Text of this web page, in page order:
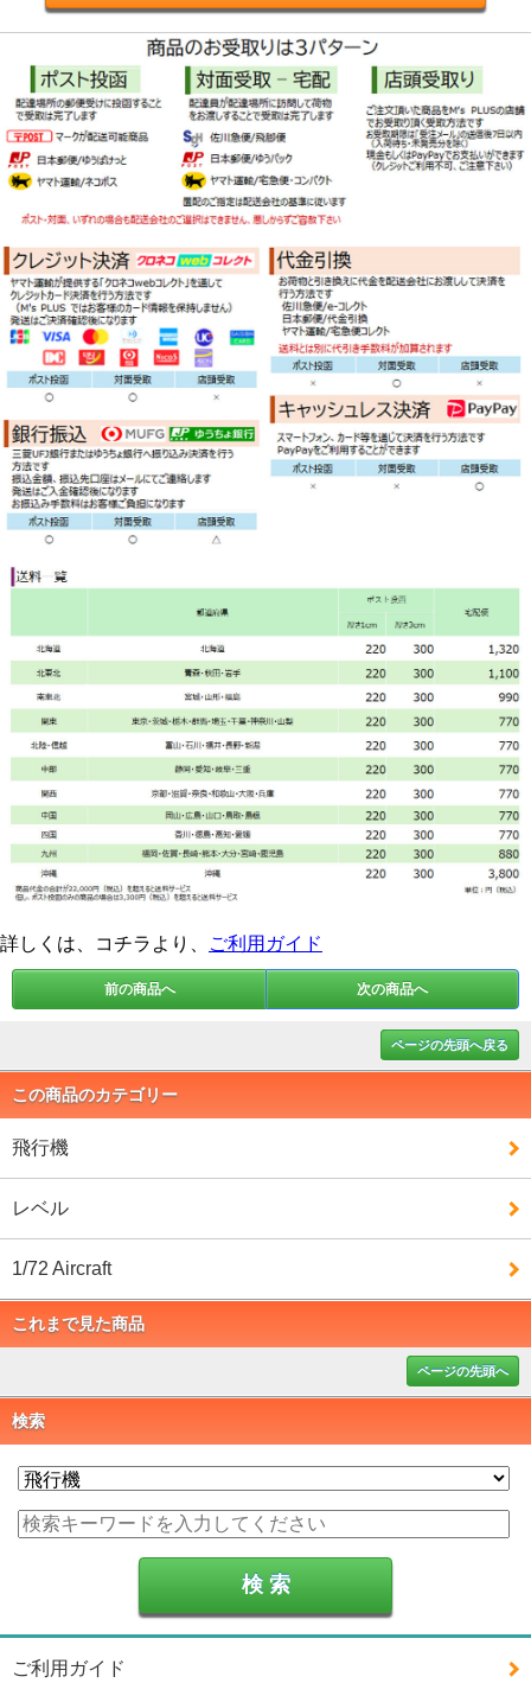
詳しくは、コチラより、 ご利用ガイド
前の商品へ 次の商品へ
ページの先頭へ戻る
この商品のカテゴリー
飛行機
レベル
1/72 Aircraft
これまで見た商品
ページの先頭へ
検索
ご利用ガイド